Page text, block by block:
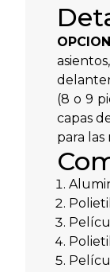
(8 o 9
capas
para